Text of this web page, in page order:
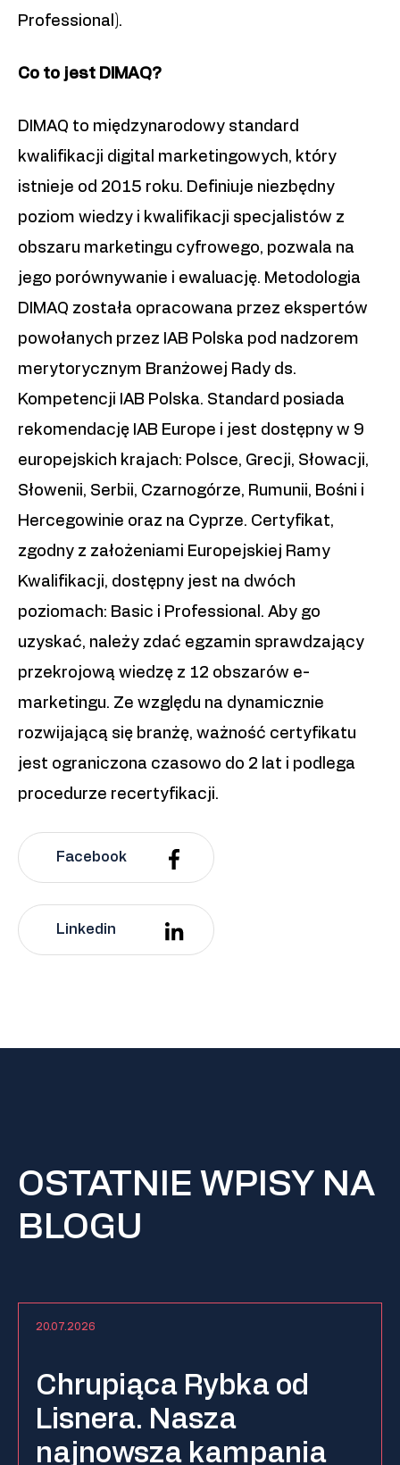
Professional).
Co to jest DIMAQ?
DIMAQ to międzynarodowy standard
kwalifikacji digital marketingowych, który
istnieje od 2015 roku. Definiuje niezbędny
poziom wiedzy i kwalifikacji specjalistów z
obszaru marketingu cyfrowego, pozwala na
jego porównywanie i ewaluację. Metodologia
DIMAQ została opracowana przez ekspertów
powołanych przez IAB Polska pod nadzorem
merytorycznym Branżowej Rady ds.
Kompetencji IAB Polska. Standard posiada
rekomendację IAB Europe i jest dostępny w 9
europejskich krajach: Polsce, Grecji, Słowacji,
Słowenii, Serbii, Czarnogórze, Rumunii, Bośni i
Hercegowinie oraz na Cyprze. Certyfikat,
zgodny z założeniami Europejskiej Ramy
Kwalifikacji, dostępny jest na dwóch
poziomach: Basic i Professional. Aby go
uzyskać, należy zdać egzamin sprawdzający
przekrojową wiedzę z 12 obszarów e-
marketingu. Ze względu na dynamicznie
rozwijającą się branżę, ważność certyfikatu
jest ograniczona czasowo do 2 lat i podlega
procedurze recertyfikacji.
Facebook
Linkedin
OSTATNIE WPISY NA
BLOGU
20.07.2026
Chrupiąca Rybka od
Lisnera. Nasza
najnowsza kampania